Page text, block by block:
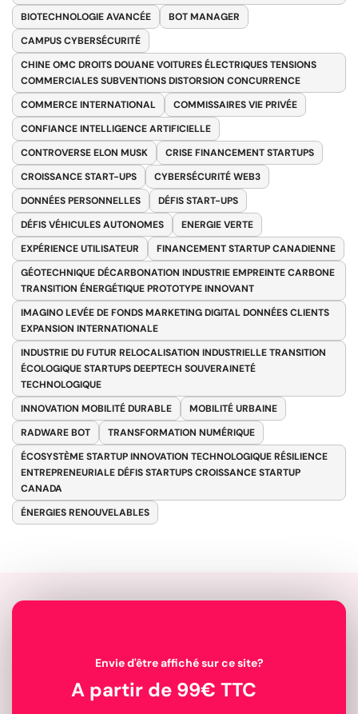
BIOTECHNOLOGIE AVANCÉE
BOT MANAGER
CAMPUS CYBERSÉCURITÉ
CHINE OMC DROITS DOUANE VOITURES ÉLECTRIQUES TENSIONS
COMMERCIALES SUBVENTIONS DISTORSION CONCURRENCE
COMMERCE INTERNATIONAL
COMMISSAIRES VIE PRIVÉE
CONFIANCE INTELLIGENCE ARTIFICIELLE
CONTROVERSE ELON MUSK
CRISE FINANCEMENT STARTUPS
CROISSANCE START-UPS
CYBERSÉCURITÉ WEB3
DONNÉES PERSONNELLES
DÉFIS START-UPS
DÉFIS VÉHICULES AUTONOMES
ENERGIE VERTE
EXPÉRIENCE UTILISATEUR
FINANCEMENT STARTUP CANADIENNE
GÉOTECHNIQUE DÉCARBONATION INDUSTRIE EMPREINTE CARBONE
TRANSITION ÉNERGÉTIQUE PROTOTYPE INNOVANT
IMAGINO LEVÉE DE FONDS MARKETING DIGITAL DONNÉES CLIENTS
EXPANSION INTERNATIONALE
INDUSTRIE DU FUTUR RELOCALISATION INDUSTRIELLE TRANSITION
ÉCOLOGIQUE STARTUPS DEEPTECH SOUVERAINETÉ
TECHNOLOGIQUE
INNOVATION MOBILITÉ DURABLE
MOBILITÉ URBAINE
RADWARE BOT
TRANSFORMATION NUMÉRIQUE
ÉCOSYSTÈME STARTUP INNOVATION TECHNOLOGIQUE RÉSILIENCE
ENTREPRENEURIALE DÉFIS STARTUPS CROISSANCE STARTUP
CANADA
ÉNERGIES RENOUVELABLES
Envie d'être affiché sur ce site?
A partir de 99€ TTC